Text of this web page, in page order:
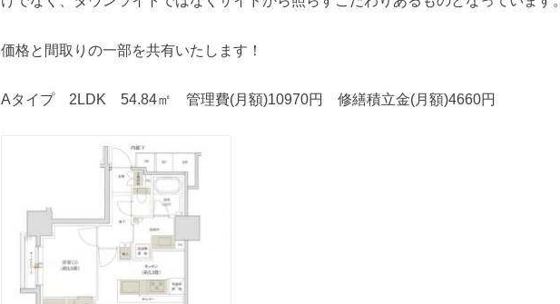
価格と間取りの一部を共有いたします！
Aタイプ 2LDK 54.84㎡ 管理費(月額)10970円 修繕積立金(月額)4660円